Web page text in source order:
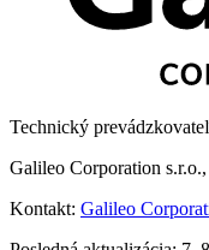
Technický
Galileo Corporation
Kontakt: Galileo